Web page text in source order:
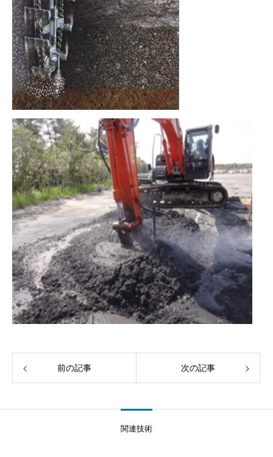
前の記事 次の記事
関連技術